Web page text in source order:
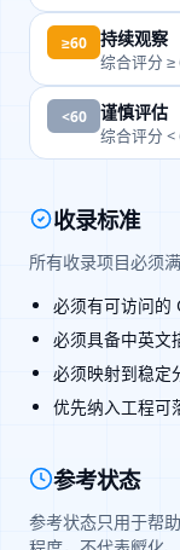
≥60 持续观察
综合评分 ≥
<60 谨慎评估
综合评分 <
收录标准
所有收录项目必须
必须有可访问的
必须具备中英文
必须映射到稳定
优先纳入工程可
参考状态
参考状态只用于帮